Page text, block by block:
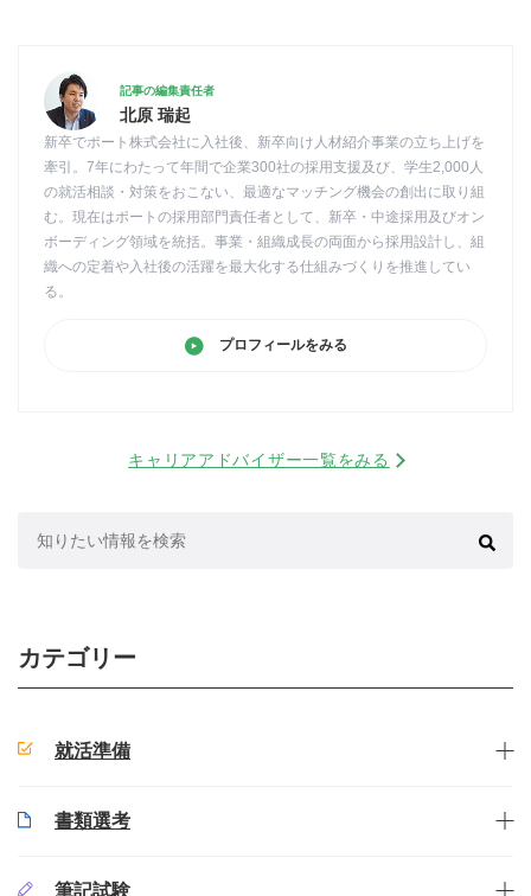
記事の編集責任者
北原 瑞起
新卒でポート株式会社に入社後、新卒向け人材紹介事業の立ち上げを
牽引。7年にわたって年間で企業300社の採用支援及び、学生2,000人
の就活相談・対策をおこない、最適なマッチング機会の創出に取り組
む。現在はポートの採用部門責任者として、新卒・中途採用及びオン
ボーディング領域を統括。事業・組織成長の両面から採用設計し、組
織への定着や入社後の活躍を最大化する仕組みづくりを推進してい
る。
プロフィールをみる
キャリアアドバイザー一覧をみる
カテゴリー
就活準備
書類選考
筆記試験